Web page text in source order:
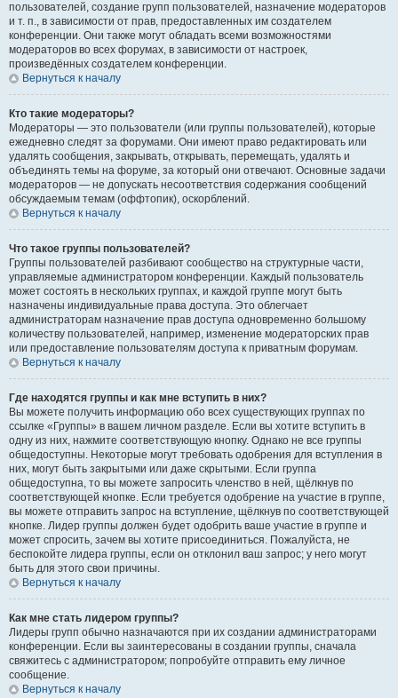
пользователей, создание групп пользователей, назначение модераторов
и т. п., в зависимости от прав, предоставленных им создателем
конференции. Они также могут обладать всеми возможностями
модераторов во всех форумах, в зависимости от настроек,
произведённых создателем конференции.
Вернуться к началу
Кто такие модераторы?
Модераторы — это пользователи (или группы пользователей), которые
ежедневно следят за форумами. Они имеют право редактировать или
удалять сообщения, закрывать, открывать, перемещать, удалять и
объединять темы на форуме, за который они отвечают. Основные задачи
модераторов — не допускать несоответствия содержания сообщений
обсуждаемым темам (оффтопик), оскорблений.
Вернуться к началу
Что такое группы пользователей?
Группы пользователей разбивают сообщество на структурные части,
управляемые администратором конференции. Каждый пользователь
может состоять в нескольких группах, и каждой группе могут быть
назначены индивидуальные права доступа. Это облегчает
администраторам назначение прав доступа одновременно большому
количеству пользователей, например, изменение модераторских прав
или предоставление пользователям доступа к приватным форумам.
Вернуться к началу
Где находятся группы и как мне вступить в них?
Вы можете получить информацию обо всех существующих группах по
ссылке «Группы» в вашем личном разделе. Если вы хотите вступить в
одну из них, нажмите соответствующую кнопку. Однако не все группы
общедоступны. Некоторые могут требовать одобрения для вступления в
них, могут быть закрытыми или даже скрытыми. Если группа
общедоступна, то вы можете запросить членство в ней, щёлкнув по
соответствующей кнопке. Если требуется одобрение на участие в группе,
вы можете отправить запрос на вступление, щёлкнув по соответствующей
кнопке. Лидер группы должен будет одобрить ваше участие в группе и
может спросить, зачем вы хотите присоединиться. Пожалуйста, не
беспокойте лидера группы, если он отклонил ваш запрос; у него могут
быть для этого свои причины.
Вернуться к началу
Как мне стать лидером группы?
Лидеры групп обычно назначаются при их создании администраторами
конференции. Если вы заинтересованы в создании группы, сначала
свяжитесь с администратором; попробуйте отправить ему личное
сообщение.
Вернуться к началу